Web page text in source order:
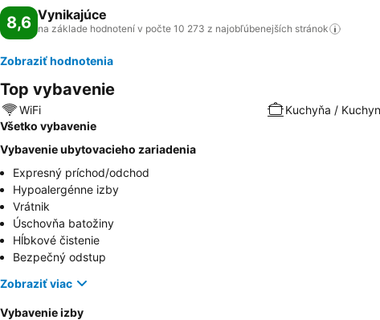
8,6 Vynikajúce
na základe hodnotení v počte 10 273 z najobľúbenejších stránok
Zobraziť hodnotenia
Top vybavenie
WiFi Kuchyňa /
Všetko vybavenie
Vybavenie ubytovacieho zariadenia
Expresný príchod/odchod
Hypoalergénne izby
Vrátnik
Úschovňa batožiny
Hĺbkové čistenie
Bezpečný odstup
Zobraziť viac
Vybavenie izby